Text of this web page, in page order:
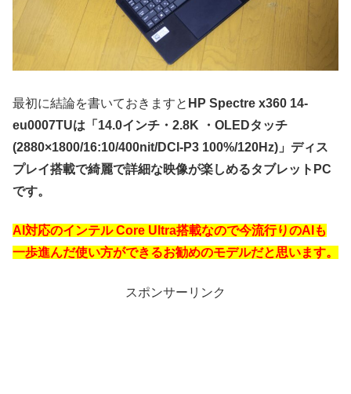
最初に結論を書いておきますと HP Spectre x360 14-
eu0007TUは「14.0インチ・2.8K ・OLEDタッチ
(2880×1800/16:10/400nit/DCI-P3 100%/120Hz)」ディス
プレイ搭載で綺麗で詳細な映像が楽しめるタブレットPC
です。
AI対応のインテル Core Ultra搭載なので今流行りのAIも
一歩進んだ使い方ができるお勧めのモデルだと思います。
スポンサーリンク